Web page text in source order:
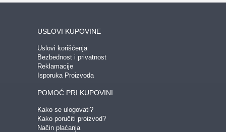
USLOVI KUPOVINE
Uslovi korišćenja
Bezbednost i privatnost
Reklamacije
Isporuka Proizvoda
POMOĆ PRI KUPOVINI
Kako se ulogovati?
Kako poručiti proizvod?
Način plaćanja